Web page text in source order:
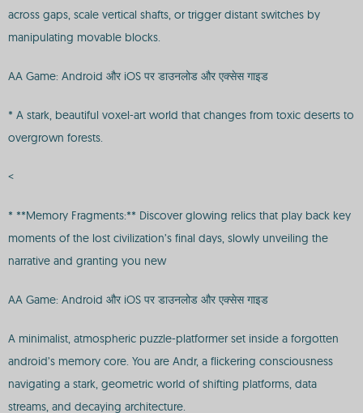
across gaps, scale vertical shafts, or trigger distant switches by
manipulating movable blocks.
AA Game: Android और iOS पर डाउनलोड और एक्सेस गाइड
* A stark, beautiful voxel-art world that changes from toxic deserts to
overgrown forests.
<
* **Memory Fragments:** Discover glowing relics that play back key
moments of the lost civilization’s final days, slowly unveiling the
narrative and granting you new
AA Game: Android और iOS पर डाउनलोड और एक्सेस गाइड
A minimalist, atmospheric puzzle-platformer set inside a forgotten
android’s memory core. You are Andr, a flickering consciousness
navigating a stark, geometric world of shifting platforms, data
streams, and decaying architecture.